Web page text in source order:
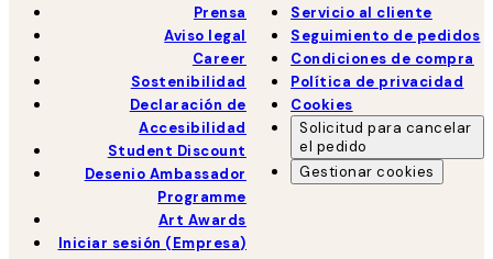
Prensa
Aviso legal
Career
Sostenibilidad
Declaración de
Accesibilidad
Student Discount
Desenio Ambassador
Programme
Art Awards
Iniciar sesión (Empresa)
Servicio al cliente
Seguimiento de pedidos
Condiciones de compra
Política de privacidad
Cookies
Solicitud para cancelar
el pedido
Gestionar cookies